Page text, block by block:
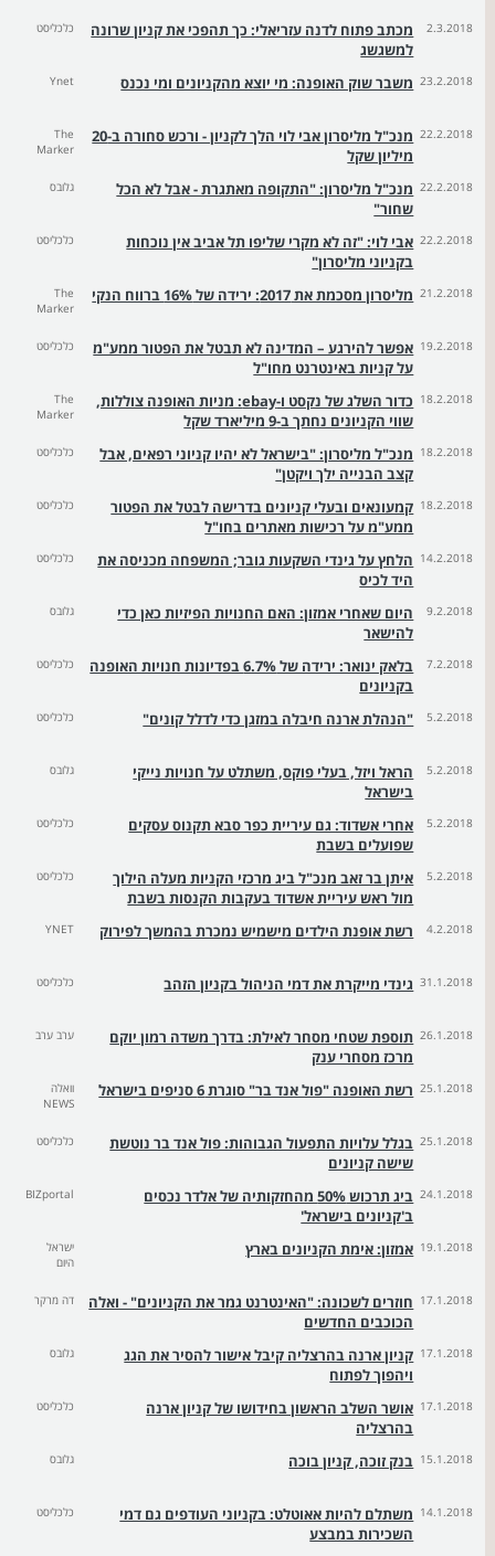
2.3.2018
מכתב פתוח לדנה עזריאלי: כך תהפכי את קניון שרונה
למשגשג
כלכליסט
23.2.2018 משבר שוק האופנה: מי יוצא מהקניונים ומי נכנס Ynet
22.2.2018
מנכ"ל מליסרון אבי לוי הלך לקניון - ורכש סחורה ב-20
מיליון שקל
The
Marker
22.2.2018 מנכ"ל מליסרון: "התקופה מאתגרת - אבל לא הכל
שחור"
גלובס
22.2.2018 אבי לוי: "זה לא מקרי שליפו תל אביב אין נוכחות
בקניוני מליסרון"
כלכליסט
21.2.2018 מליסרון מסכמת את 2017: ירידה של 16% ברווח הנקי
The
Marker
19.2.2018 אפשר להירגע – המדינה לא תבטל את הפטור ממע"מ
על קניות באינטרנט מחו"ל
כלכליסט
18.2.2018
כדור השלג של נקסט ו-ebay: מניות האופנה צוללות,
שווי הקניונים נחתך ב-9 מיליארד שקל
The
Marker
18.2.2018 מנכ"ל מליסרון: "בישראל לא יהיו קניוני רפאים, אבל
קצב הבנייה ילך ויקטן"
כלכליסט
18.2.2018 קמעונאים ובעלי קניונים בדרישה לבטל את הפטור
ממע"מ על רכישות מאתרים בחו"ל
כלכליסט
14.2.2018 הלחץ על גינדי השקעות גובר; המשפחה מכניסה את
היד לכיס
כלכליסט
9.2.2018
היום שאחרי אמזון: האם החנויות הפיזיות כאן כדי
להישאר
גלובס
7.2.2018
בלאק ינואר: ירידה של 6.7% בפדיונות חנויות האופנה
בקניונים
כלכליסט
5.2.2018 "הנהלת ארנה חיבלה במזגן כדי לדלל קונים" כלכליסט
5.2.2018
הראל ויזל, בעלי פוקס, משתלט על חנויות נייקי
בישראל
גלובס
5.2.2018
אחרי אשדוד: גם עיריית כפר סבא תקנוס עסקים
שפועלים בשבת
כלכליסט
5.2.2018
איתן בר זאב מנכ"ל ביג מרכזי הקניות מעלה הילוך
מול ראש עיריית אשדוד בעקבות הקנסות בשבת
כלכליסט
4.2.2018 רשת אופנת הילדים מישמיש נמכרת בהמשך לפירוק YNET
31.1.2018 גינדי מייקרת את דמי הניהול בקניון הזהב כלכליסט
26.1.2018 תוספת שטחי מסחר לאילת: בדרך משדה רמון יוקם
מרכז מסחרי ענק
ערב ערב
25.1.2018 רשת האופנה "פול אנד בר" סוגרת 6 סניפים בישראל
וואלה
NEWS
25.1.2018 בגלל עלויות התפעול הגבוהות: פול אנד בר נוטשת
שישה קניונים
כלכליסט
24.1.2018
ביג תרכוש 50% מהחזקותיה של אלדר נכסים
ב'קניונים בישראל'
BIZportal
19.1.2018 אמזון: אימת הקניונים בארץ
ישראל
היום
17.1.2018 חוזרים לשכונה: "האינטרנט גמר את הקניונים" - ואלה
הכוכבים החדשים
דה מרקר
17.1.2018 קניון ארנה בהרצליה קיבל אישור להסיר את הגג
ויהפוך לפתוח
גלובס
17.1.2018 אושר השלב הראשון בחידושו של קניון ארנה
בהרצליה
כלכליסט
15.1.2018 בנק זוכה, קניון בוכה גלובס
14.1.2018 משתלם להיות אאוטלט: בקניוני העודפים גם דמי
השכירות במבצע
כלכליסט